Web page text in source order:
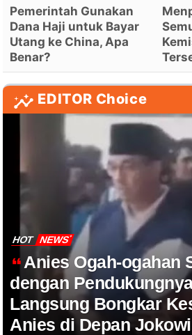
Pemerintah Gunakan
Dana Haji untuk Bayar
Utang ke China, Apa
Benar?
EDITOR Choice
HOT NEWS
Anies Ogah-ogahan
dengan
Langsung Bongkar
Anies di Depan Jokowi